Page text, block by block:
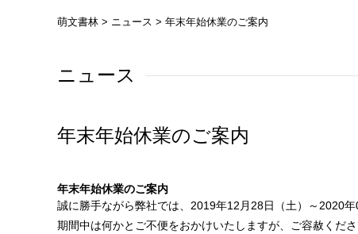
萌文書林 > ニュース > 年末年始休業のご案内
ニュース
年末年始休業のご案内
年末年始休業のご案内
誠に勝手ながら弊社では、2019年12月28日（土）～2020
期間中は何かとご不便をおかけいたしますが、ご容赦くだ